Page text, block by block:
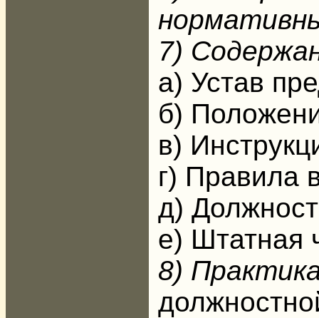
7)
а) Устав
б)
в)
г) Правила
д)
е) Штатная
8)